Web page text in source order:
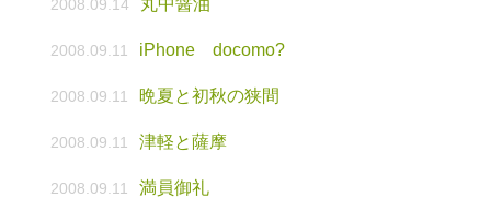
2008.09.14 丸中醤油
2008.09.11 iPhone docomo?
2008.09.11 晩夏と初秋の狭間
2008.09.11 津軽と薩摩
2008.09.11 満員御礼